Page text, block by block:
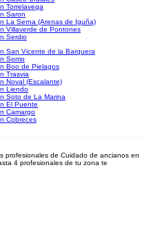
Torrelavega
Saron
La Serna (Arenas de Iguña)
Villaverde de Pontones
Serdio
San Vicente de la Barquera
Somo
Boo de Pielagos
Trasvia
Noval (Escalante)
Liendo
Soto de La Marina
El Puente
Camargo
Cobreces
profesionales de Cuidado de ancianos en
4 profesionales de tu zona te